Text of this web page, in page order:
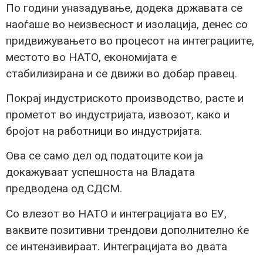
По години уназадување, додека државата се
наоѓаше во неизвесност и изолација, денес со
придвижувањето во процесот на интеграциите,
местото во НАТО, економијата е
стабилизирана и се движи во добар правец.
Покрај индустриското производство, расте и
прометот во индустријата, извозот, како и
бројот на работници во индустријата.
Ова се само дел од податоците кои ја
докажуваат успешноста на Владата
предводена од СДСМ.
Со влезот во НАТО и интеграцијата во ЕУ,
ваквите позитивни трендови дополнително ќе
се интензивираат. Интеграцијата во двата